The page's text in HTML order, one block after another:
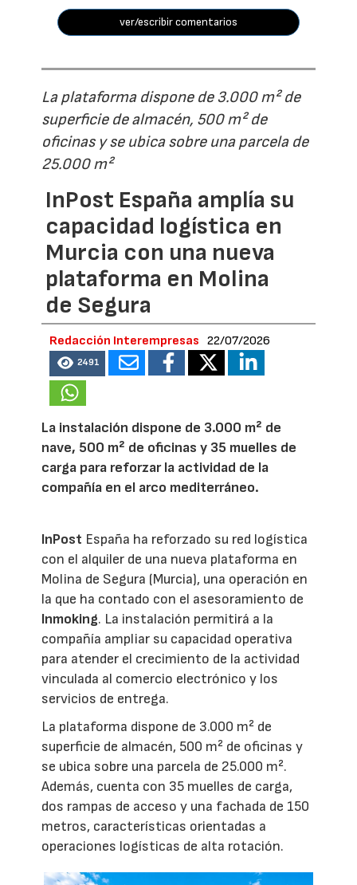
ver/escribir comentarios
La plataforma dispone de 3.000 m² de
superficie de almacén, 500 m² de
oficinas y se ubica sobre una parcela de
25.000 m²
InPost España amplía su
capacidad logística en
Murcia con una nueva
plataforma en Molina
de Segura
Redacción Interempresas 22/07/2026
2491
La instalación dispone de 3.000 m² de
nave, 500 m² de oficinas y 35 muelles de
carga para reforzar la actividad de la
compañía en el arco mediterráneo.
InPost España ha reforzado su red logística
con el alquiler de una nueva plataforma en
Molina de Segura (Murcia), una operación en
la que ha contado con el asesoramiento de
Inmoking. La instalación permitirá a la
compañía ampliar su capacidad operativa
para atender el crecimiento de la actividad
vinculada al comercio electrónico y los
servicios de entrega.
La plataforma dispone de 3.000 m² de
superficie de almacén, 500 m² de oficinas y
se ubica sobre una parcela de 25.000 m².
Además, cuenta con 35 muelles de carga,
dos rampas de acceso y una fachada de 150
metros, características orientadas a
operaciones logísticas de alta rotación.